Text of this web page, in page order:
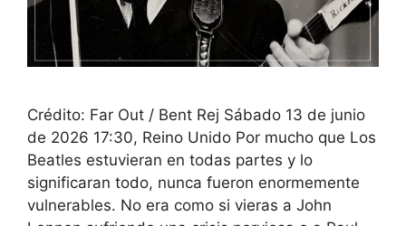
Crédito: Far Out / Bent Rej Sábado 13 de junio
de 2026 17:30, Reino Unido Por mucho que Los
Beatles estuvieran en todas partes y lo
significaran todo, nunca fueron enormemente
vulnerables. No era como si vieras a John